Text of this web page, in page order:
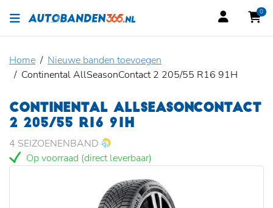
0
Home
Nieuwe banden toevoegen
Continental AllSeasonContact 2 205/55 R16 91H
CONTINENTAL ALLSEASONCONTACT
2 205/55 R16 91H
4 SEIZOENENBAND
Op voorraad (direct leverbaar)